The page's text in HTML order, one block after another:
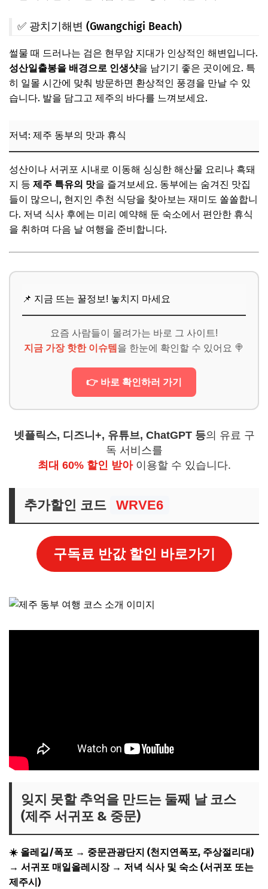
✅ 광치기해변 (Gwangchigi Beach)
썰물 때 드러나는 검은 현무암 지대가 인상적인 해변입니다.
성산일출봉을 배경으로 인생샷을 남기기 좋은 곳이에요. 특
히 일몰 시간에 맞춰 방문하면 환상적인 풍경을 만날 수 있
습니다. 발을 담그고 제주의 바다를 느껴보세요.
저녁: 제주 동부의 맛과 휴식
성산이나 서귀포 시내로 이동해 싱싱한 해산물 요리나 흑돼
지 등 제주 특유의 맛을 즐겨보세요. 동부에는 숨겨진 맛집
들이 많으니, 현지인 추천 식당을 찾아보는 재미도 쏠쏠합니
다. 저녁 식사 후에는 미리 예약해 둔 숙소에서 편안한 휴식
을 취하며 다음 날 여행을 준비합니다.
📌 지금 뜨는 꿀정보! 놓치지 마세요
요즘 사람들이 몰려가는 바로 그 사이트!
지금 가장 핫한 이슈템 을 한눈에 확인할 수 있어요 🍭
👉 바로 확인하러 가기
넷플릭스, 디즈니+, 유튜브, ChatGPT 등의 유료 구
독 서비스를
최대 60% 할인 받아이용할 수 있습니다.
추가할인 코드 WRVE6
구독료 반값 할인 바로가기
잊지 못할 추억을 만드는 둘째 날 코스
(제주 서귀포 & 중문)
☀️ 올레길/폭포 → 중문관광단지 (천지연폭포, 주상절리대)
→ 서귀포 매일올레시장 → 저녁 식사 및 숙소 (서귀포 또는
제주시)